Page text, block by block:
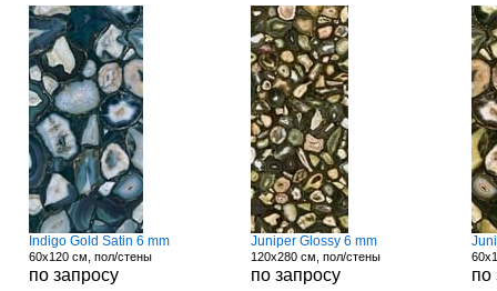
Indigo Gold Satin 6 mm
60x120 см, пол/стены
по запросу
Juniper Glossy 6 mm
120x280 см, пол/стены
по запросу по